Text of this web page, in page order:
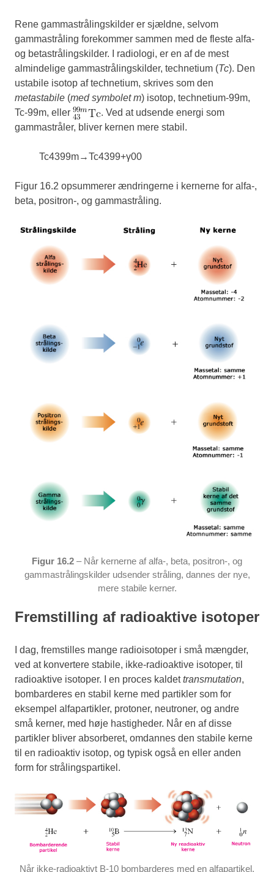
Rene gammastrålingskilder er sjældne, selvom
gammastråling forekommer sammen med de fleste alfa-
og betastrålingskilder. I radiologi, er en af de mest
almindelige gammastrålingskilder, technetium (Tc). Den
ustabile isotop af technetium, skrives som den
metastabile (med symbolet m) isotop, technetium-99m,
Tc-99m, eller
. Ved at udsende energi som
gammastråler, bliver kernen mere stabil.
Tc4399m→Tc4399+γ00
Figur 16.2 opsummerer ændringerne i kernerne for alfa-,
beta, positron-, og gammastråling.
Figur 16.2 – Når kernerne af alfa-, beta, positron-, og
gammastrålingskilder udsender stråling, dannes der nye,
mere stabile kerner.
Fremstilling af radioaktive isotoper
I dag, fremstilles mange radioisotoper i små mængder,
ved at konvertere stabile, ikke-radioaktive isotoper, til
radioaktive isotoper. I en proces kaldettransmutation,
bombarderes en stabil kerne med partikler som for
eksempel alfapartikler, protoner, neutroner, og andre
små kerner, med høje hastigheder. Når en af disse
partikler bliver absorberet, omdannes den stabile kerne
til en radioaktiv isotop, og typisk også en eller anden
form for strålingspartikel.
Når ikke-radioaktivt B-10 bombarderes med en alfapartikel,